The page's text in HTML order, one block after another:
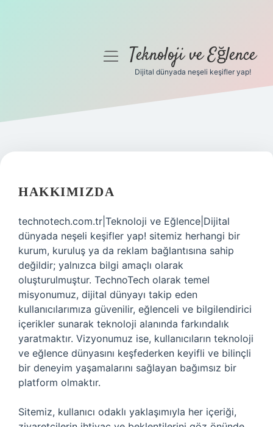
Gizlilik Politikası
Yasal Uyarı
menüyüTeknoloji ve Eğlence
Dijital dünyada neşeli keşifler yap!
HAKKIMIZDA
technotech.com.tr|Teknoloji ve Eğlence|Dijital
dünyada neşeli keşifler yap! sitemiz herhangi bir
kurum, kuruluş ya da reklam bağlantısına sahip
değildir; yalnızca bilgi amaçlı olarak
oluşturulmuştur. TechnoTech olarak temel
misyonumuz, dijital dünyayı takip eden
kullanıcılarımıza güvenilir, eğlenceli ve bilgilendirici
içerikler sunarak teknoloji alanında farkındalık
yaratmaktır. Vizyonumuz ise, kullanıcıların teknoloji
ve eğlence dünyasını keşfederken keyifli ve bilinçli
bir deneyim yaşamalarını sağlayan bağımsız bir
platform olmaktır.
Sitemiz, kullanıcı odaklı yaklaşımıyla her içeriği,